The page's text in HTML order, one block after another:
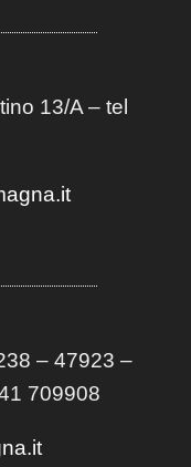
13/A– tel
– 47923 –
709908